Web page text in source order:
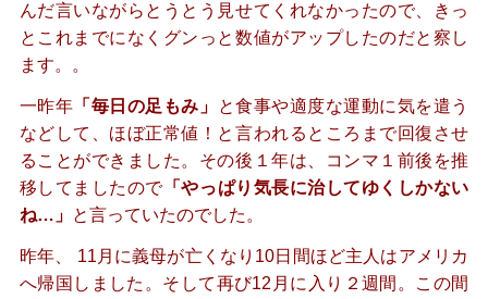
んだ言いながらとうとう見せてくれなかったので、きっ
とこれまでになくグンっと数値がアップしたのだと察し
ます。。
一昨年 「毎日の足もみ」
と食事や適度な運動に気を遣う
などして、ほぼ正常値！と言われるところまで回復させ
ることができました。その後１年は、コンマ１前後を推
移してましたので「やっぱり気長に治してゆくしかない
ね…」 と言っていたのでした。
昨年、 11月に義母が亡くなり10日間ほど主人はアメリカ
へ帰国しました。そして再び12月に入り２週間。この間